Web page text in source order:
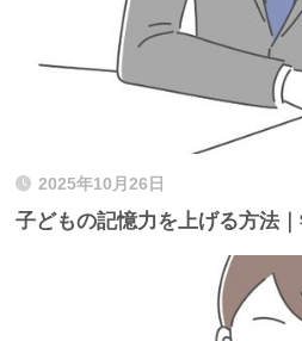
2025年10月26日
子どもの記憶力を上げる方法